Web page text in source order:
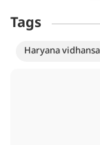
Tags
Haryana